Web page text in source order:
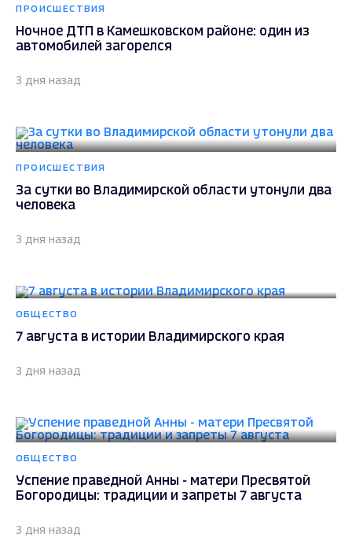
ПРОИСШЕСТВИЯ
Ночное ДТП в Камешковском районе: один из
автомобилей загорелся
3 дня назад
ПРОИСШЕСТВИЯ
За сутки во Владимирской области утонули два
человека
3 дня назад
ОБЩЕСТВО
7 августа в истории Владимирского края
3 дня назад
ОБЩЕСТВО
Успение праведной Анны - матери Пресвятой
Богородицы: традиции и запреты 7 августа
3 дня назад